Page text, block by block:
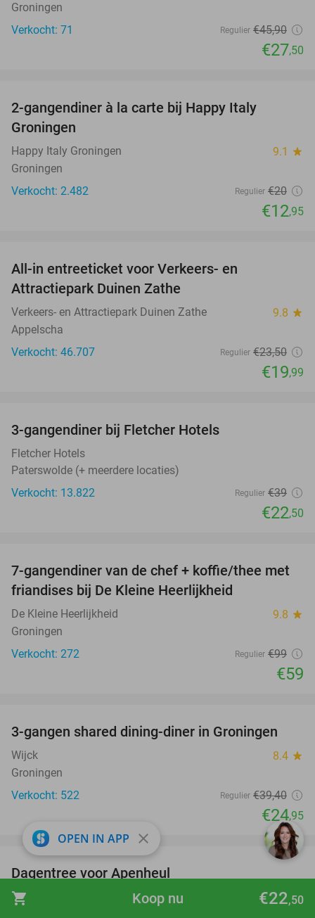
shopping_cart €22,50
Koop nu
Groningen
Verkocht: 71
Regulier €45,90
€27,50
2-gangendiner à la carte bij Happy Italy
Groningen
Happy Italy Groningen 9.1 star
Groningen
Verkocht: 2.482
Regulier €20
€12,95
All-in entreeticket voor Verkeers- en
Attractiepark Duinen Zathe
Verkeers- en Attractiepark Duinen Zathe 9.8 star
Appelscha
Verkocht: 46.707
Regulier €23,50
€19,99
3-gangendiner bij Fletcher Hotels
Fletcher Hotels
Paterswolde (+ meerdere locaties)
Verkocht: 13.822
Regulier €39
€22,50
40%
7-gangendiner van de chef + koffie/thee met
friandises bij De Kleine Heerlijkheid
De Kleine Heerlijkheid 9.8 star
Groningen
Verkocht: 272
Regulier €99
€59
37%
3-gangen shared dining-diner in Groningen
Wijck 8.4 star
Groningen
Verkocht: 522
Regulier €39,40
€24,95
36%
favorite_border
Dagentree voor Apenheul
Apenheul 9.3 star
OPEN IN APP close